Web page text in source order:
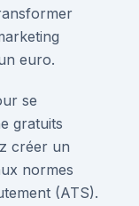
euro.
se
gratuits
créer un
normes
(ATS).